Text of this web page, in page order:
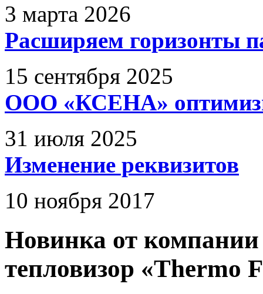
3 марта 2026
Расширяем горизонты
15 сентября 2025
ООО «КСЕНА»
31 июля 2025
Изменение реквизитов
10 ноября 2017
Новинка от
тепловизор «Thermo